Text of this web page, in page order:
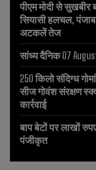
पीएम मोदी से सुखबीर
सियासी हलचल,
अटकलें तेज
सांध्य दैनिक 07
250 किलो संदिग्ध
सीज गोवंश संरक्षण
कार्रवाई
बाप बेटों पर लाखों
पंजीकृत